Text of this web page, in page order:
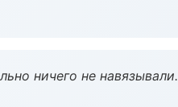
ничего не навязывали.